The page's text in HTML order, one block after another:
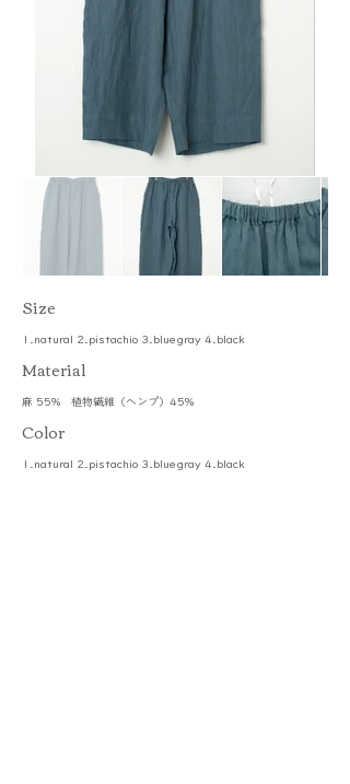
​Size
1.natural 2.pistachio 3.bluegray 4.black
​Material
麻 55% 植物繊維（ヘンプ）45%
Color
1.natural 2.pistachio 3.bluegray 4.black